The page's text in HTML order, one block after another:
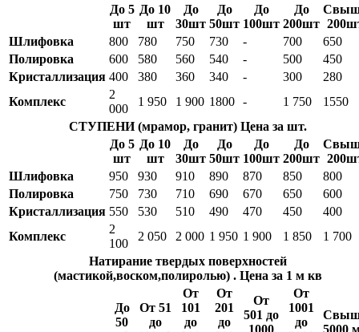
До 5
шт
До 10
шт
До
30шт
До
50шт
До
100шт
До
200шт
Шлифовка
800 780 750 730 - 700
650
Полировка
600 580 560 540 - 500
450
Кристаллизация 400 380 360 340 - 300
280
Комплекс
2
000
1 950 1 900 1800 - 1 750
1550
СТУПЕНИ (мрамор, гранит) Цена за шт.
До 5
шт
До 10
шт
До
30шт
До
50шт
До
100шт
До
200шт
Шлифовка
950 930 910 890 870 850
800
Полировка
750 730 710 690 670 650
600
Кристаллизация 550 530 510 490 470 450
400
Комплекс
2
100
2 050 2 000 1 950 1 900 1 850
1 700
Натирание твердых поверхностей
(мастикой,воском,полиролью) . Цена за 1 м кв
До
50
От 51
до
От
101
до
От
201
до
От
501 до
1000
От
1001
до
5000